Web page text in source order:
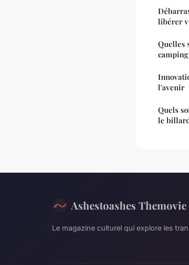
libérer
Quelles
l'avenir
Quels
le
Ashestoashes Themovie
Le magazine culturel qui explore les